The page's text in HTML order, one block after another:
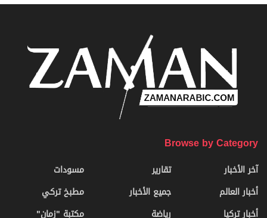
Browse by Category
آخر الأخبار
أخبار العالم
أخبار تركيا
تقارير
جميع الأخبار
رياضة
مسودات
مطبخ تركي
مكتبة "زمان"